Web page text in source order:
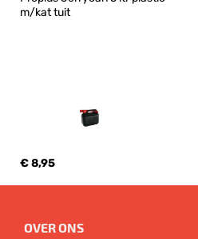
m/kat tuit
€ 8,95
OVER ONS